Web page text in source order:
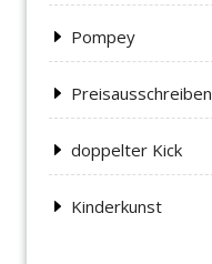
Pompey
Preisausschreiben
doppelter Kick
Kinderkunst